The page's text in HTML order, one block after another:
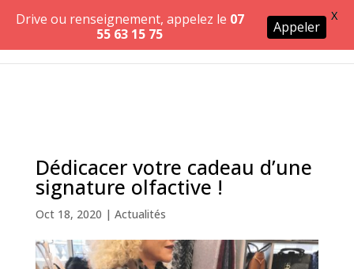
Dédicacer votre cadeau d’une
signature olfactive !
Oct 18, 2020 | Actualités
Drive ou renseignement, appelez le 07
55 63 15 75
Appeler
X